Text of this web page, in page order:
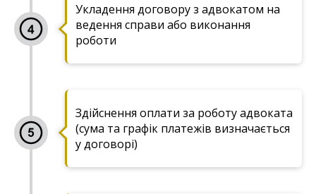
Укладення договору з адвокатом на
ведення справи або виконання
роботи
Здійснення оплати за роботу адвоката
(сума та графік платежів визначається
у договорі)